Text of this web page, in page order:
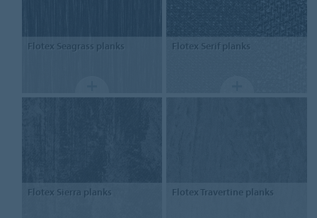
Flotex Seagrass planks Flotex Serif planks
Flotex Sierra planks FlotexTravertine planks